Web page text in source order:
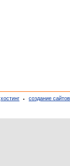
хостинг создание сайтов